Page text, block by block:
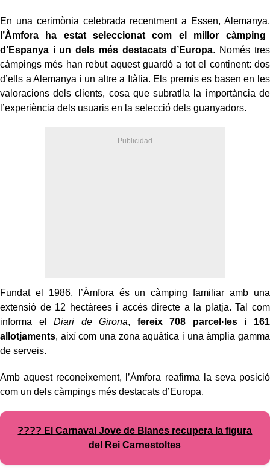
En una cerimònia celebrada recentment a Essen, Alemanya,
l’Àmfora ha estat seleccionat com el millor càmping
d’Espanya i un dels més destacats d’Europa. Només tres
càmpings més han rebut aquest guardó a tot el continent: dos
d’ells a Alemanya i un altre a Itàlia. Els premis es basen en les
valoracions dels clients, cosa que subratlla la importància de
l’experiència dels usuaris en la selecció dels guanyadors.
Fundat el 1986, l’Àmfora és un càmping familiar amb una
extensió de 12 hectàrees i accés directe a la platja. Tal com
informa elDiari de Girona, fereix 708 parcel·les i 161
allotjaments, així com una zona aquàtica i una àmplia gamma
de serveis.
Amb aquest reconeixement, l’Àmfora reafirma la seva posició
com un dels càmpings més destacats d’Europa.
???? El Carnaval Jove de Blanes recupera la figura
del Rei Carnestoltes